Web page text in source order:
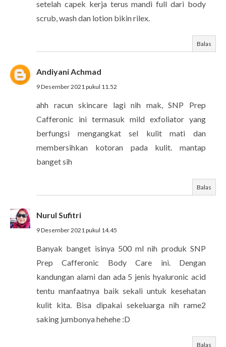
setelah capek kerja terus mandi full dari body
scrub, wash dan lotion bikin rilex.
Balas
Andiyani Achmad
9 Desember 2021 pukul 11.52
ahh racun skincare lagi nih mak, SNP Prep
Cafferonic ini termasuk mild exfoliator yang
berfungsi mengangkat sel kulit mati dan
membersihkan kotoran pada kulit. mantap
banget sih
Balas
Nurul Sufitri
9 Desember 2021 pukul 14.45
Banyak banget isinya 500 ml nih produk SNP
Prep Cafferonic Body Care ini. Dengan
kandungan alami dan ada 5 jenis hyaluronic acid
tentu manfaatnya baik sekali untuk kesehatan
kulit kita. Bisa dipakai sekeluarga nih rame2
saking jumbonya hehehe :D
Balas